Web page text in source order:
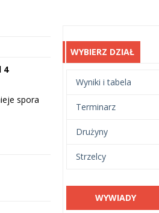
4
spora
WYBIERZ DZIAŁ
Wyniki i tabela
Terminarz
Drużyny
Strzelcy
WYWIADY